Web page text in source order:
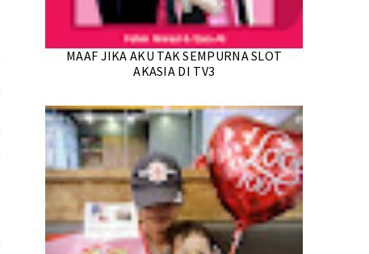
MAAF JIKA AKU TAK SEMPURNA SLOT
AKASIA DI TV3